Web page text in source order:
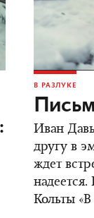
В РАЗЛУКЕ
Иван
другу в
ждет
надеется.
Кольты «В